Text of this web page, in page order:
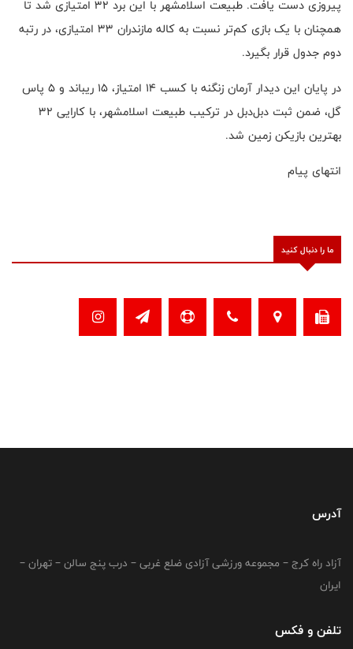
پیروزی دست یافت. طبیعت اسلامشهر با این برد ۳۲ امتیازی شد تا
همچنان با یک بازی کم‌تر نسبت به کاله مازندران ۳۳ امتیازی، در رتبه
دوم جدول قرار بگیرد.
در پایان این دیدار آرمان زنگنه با کسب ۱۴ امتیاز، ۱۵ ریباند و ۵ پاس
گل، ضمن ثبت دبل‌دبل در ترکیب طبیعت اسلامشهر، با کارایی ۳۲
بهترین بازیکن زمین شد.
انتهای پیام
ما را دنبال کنید
آدرس
آزاد راه کرج – مجموعه ورزشی آزادی ضلع غربی – درب پنج سالن – تهران –
ایران
تلفن و فکس